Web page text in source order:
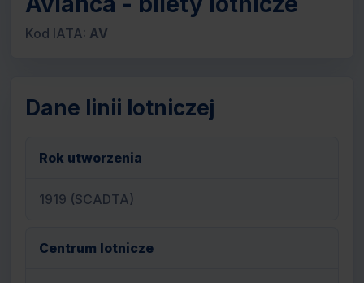
Kod IATA: AV
Dane linii lotniczej
Rok utworzenia
1919 (SCADTA)
Centrum lotnicze